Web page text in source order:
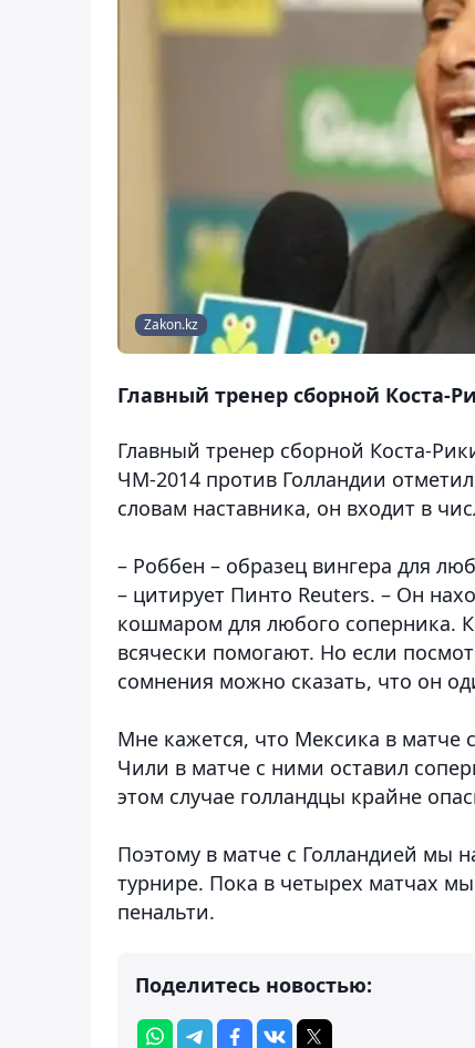
Zakon.kz
Главный тренер сборной Коста-
Главный тренер сборной Коста-
ЧМ-2014 против Голландии
словам наставника, он входит в
– Роббен – образец вингера для
– цитирует Пинто Reuters. – Он
кошмаром для любого соперника.
всячески помогают. Но если
сомнения можно сказать, что он
Мне кажется, что Мексика в матче
Чили в матче с ними оставил
этом случае голландцы крайне
Поэтому в матче с Голландией мы
турнире. Пока в четырех матчах
пенальти.
Поделитесь новостью: